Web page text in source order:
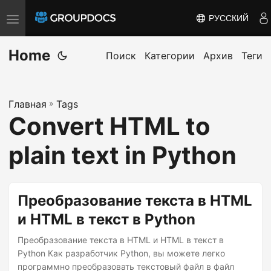
T
o
g
e
n
a
v
i
РУССКИЙ
Home Поиск Категории Архив Теги
Главная » Tags
Convert HTML to
plain text in Python
Преобразование текста в HTML
и HTML в текст в Python
Преобразование текста в HTML и HTML в текст в
Python Как разработчик Python, вы можете легко
программно преобразовать текстовый файл в файл